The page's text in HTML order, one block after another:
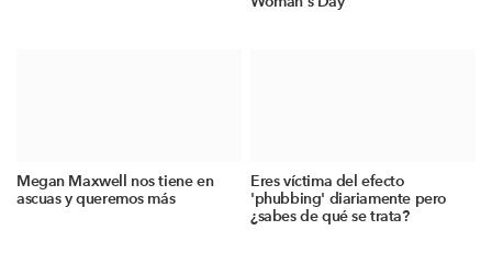
Megan Maxwell nos tiene en
ascuas y queremos más
Eres víctima del efecto
'phubbing' diariamente pero
¿sabes de qué se trata?